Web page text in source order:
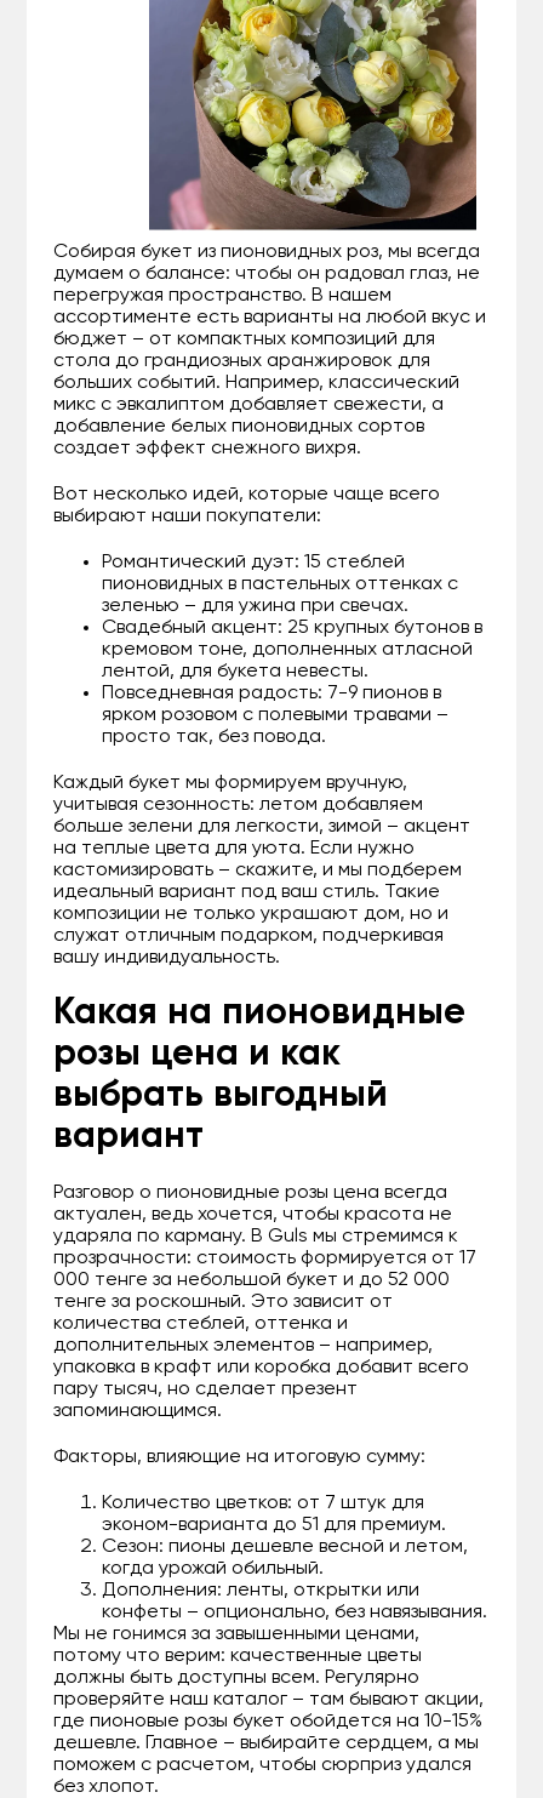
Собирая букет из пионовидных роз, мы всегда
думаем о балансе: чтобы он радовал глаз, не
перегружая пространство. В нашем
ассортименте есть варианты на любой вкус и
бюджет – от компактных композиций для
стола до грандиозных аранжировок для
больших событий. Например, классический
микс с эвкалиптом добавляет свежести, а
добавление белых пионовидных сортов
создает эффект снежного вихря.
Вот несколько идей, которые чаще всего
выбирают наши покупатели:
Романтический дуэт: 15 стеблей
пионовидных в пастельных оттенках с
зеленью – для ужина при свечах.
Свадебный акцент: 25 крупных бутонов в
кремовом тоне, дополненных атласной
лентой, для букета невесты.
Повседневная радость: 7-9 пионов в
ярком розовом с полевыми травами –
просто так, без повода.
Каждый букет мы формируем вручную,
учитывая сезонность: летом добавляем
больше зелени для легкости, зимой – акцент
на теплые цвета для уюта. Если нужно
кастомизировать – скажите, и мы подберем
идеальный вариант под ваш стиль. Такие
композиции не только украшают дом, но и
служат отличным подарком, подчеркивая
вашу индивидуальность.
Какая на пионовидные
розы цена и как
выбрать выгодный
вариант
Разговор о пионовидные розы цена всегда
актуален, ведь хочется, чтобы красота не
ударяла по карману. В Guls мы стремимся к
прозрачности: стоимость формируется от 17
000 тенге за небольшой букет и до 52 000
тенге за роскошный. Это зависит от
количества стеблей, оттенка и
дополнительных элементов – например,
упаковка в крафт или коробка добавит всего
пару тысяч, но сделает презент
запоминающимся.
Факторы, влияющие на итоговую сумму:
Количество цветков: от 7 штук для
эконом-варианта до 51 для премиум.
Сезон: пионы дешевле весной и летом,
когда урожай обильный.
Дополнения: ленты, открытки или
конфеты – опционально, без навязывания.
Мы не гонимся за завышенными ценами,
потому что верим: качественные цветы
должны быть доступны всем. Регулярно
проверяйте наш каталог – там бывают акции,
где пионовые розы букет обойдется на 10-15%
дешевле. Главное – выбирайте сердцем, а мы
поможем с расчетом, чтобы сюрприз удался
без хлопот.